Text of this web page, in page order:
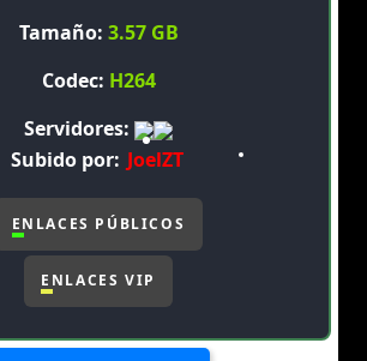
Tamaño: 3.57 GB
Codec: H264
Servidores:
Subido por: JoelZT
ENLACES PÚBLICOS
ENLACES VIP